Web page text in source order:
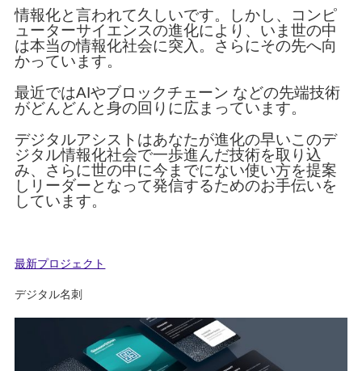
情報化と言われて久しいです。
しかし、コンピ
ューターサイエンスの進化により、 いま世の中
は本当の情報化社会に突入。さらにその先へ向
かっています。
最近ではAIやブロックチェーン などの先端技術
がどんどんと身の回りに広まっています。
デジタルアシストはあなたが進化の早いこのデ
ジタル情報化社会で一歩進んだ技術を取り込
み、さらに世の中に今までにない使い方を提案
しリーダーとなって発信するためのお手伝いを
しています。
最新プロジェクト
デジタル名刺